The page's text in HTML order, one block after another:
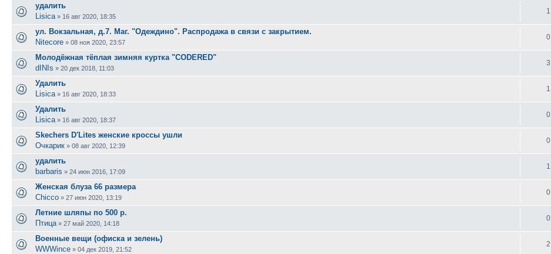
удалить
Lisica » 16 авг 2020, 18:35
1
ул. Вокзальная, д.7. Маг. "Одеждино". Распродажа в связи с закрытием.
Nitecore » 08 ноя 2020, 23:57
0
Молодёжная тёплая зимняя куртка "CODERED"
dINIs » 20 дек 2018, 11:03
3
Удалить
Lisica » 16 авг 2020, 18:33
1
Удалить
Lisica » 16 авг 2020, 18:37
0
Skechers D'Lites женские кроссы ушли
Очкарик » 08 авг 2020, 12:39
0
удалить
barbaris » 24 июн 2016, 17:09
1
Женская блуза 66 размера
Chicco » 27 июн 2020, 13:19
0
Летние шляпы по 500 р.
Птица » 27 май 2020, 14:18
0
Военные вещи (офиска и зелень)
WWWince » 04 дек 2019, 21:52
2